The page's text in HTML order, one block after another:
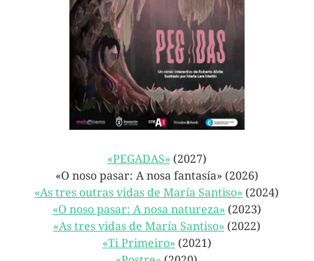
«PEGADAS»(2027)
«O noso pasar: A nosa fantasía» (2026)
«As tres outras vidas de María Santiso» (2024)
«O noso pasar: A nosa natureza»(2023)
«As tres vidas de María Santiso»(2022)
«Ti Primeiro»(2021)